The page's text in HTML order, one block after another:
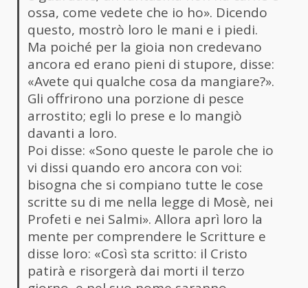
ossa, come vedete che io ho». Dicendo
questo, mostrò loro le mani e i piedi.
Ma poiché per la gioia non credevano
ancora ed erano pieni di stupore, disse:
«Avete qui qualche cosa da mangiare?».
Gli offrirono una porzione di pesce
arrostito; egli lo prese e lo mangiò
davanti a loro.
Poi disse: «Sono queste le parole che io
vi dissi quando ero ancora con voi:
bisogna che si compiano tutte le cose
scritte su di me nella legge di Mosè, nei
Profeti e nei Salmi». Allora aprì loro la
mente per comprendere le Scritture e
disse loro: «Così sta scritto: il Cristo
patirà e risorgerà dai morti il terzo